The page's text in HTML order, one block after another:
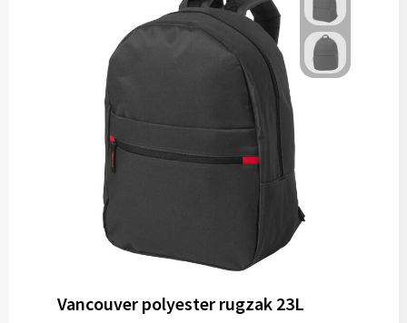
Persoonlijke verzorging
Zonnebrillen
Verpakkingen
Vancouver polyester rugzak 23L